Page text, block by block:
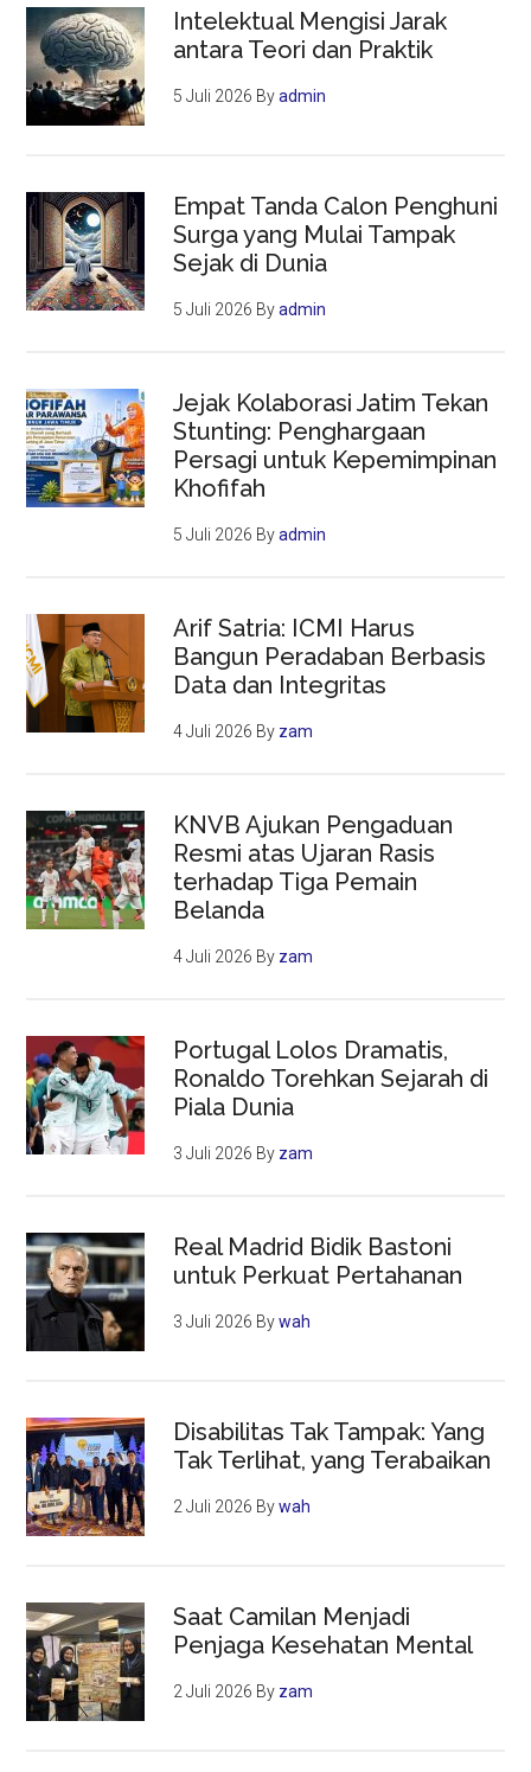
Intelektual Mengisi Jarak
antara Teori dan Praktik
5 Juli 2026 Byadmin
Empat Tanda Calon Penghuni
Surga yang Mulai Tampak
Sejak di Dunia
5 Juli 2026 Byadmin
Jejak Kolaborasi Jatim Tekan
Stunting: Penghargaan
Persagi untuk Kepemimpinan
Khofifah
5 Juli 2026 Byadmin
Arif Satria: ICMI Harus
Bangun Peradaban Berbasis
Data dan Integritas
4 Juli 2026 By zam
KNVB Ajukan Pengaduan
Resmi atas Ujaran Rasis
terhadap Tiga Pemain
Belanda
4 Juli 2026 By zam
Portugal Lolos Dramatis,
Ronaldo Torehkan Sejarah di
Piala Dunia
3 Juli 2026 By zam
Real Madrid Bidik Bastoni
untuk Perkuat Pertahanan
3 Juli 2026 Bywah
Disabilitas Tak Tampak: Yang
Tak Terlihat, yang Terabaikan
2 Juli 2026 Bywah
Saat Camilan Menjadi
Penjaga Kesehatan Mental
2 Juli 2026 By zam